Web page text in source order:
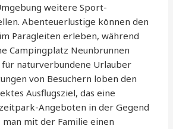
weitere Sport-
Abenteuerlustige können den
Paragleiten erleben, während
Campingplatz Neunbrunnen
für naturverbundene Urlauber
von Besuchern loben den
Ausflugsziel, das eine
Angeboten in der Gegend
man mit der Familie einen